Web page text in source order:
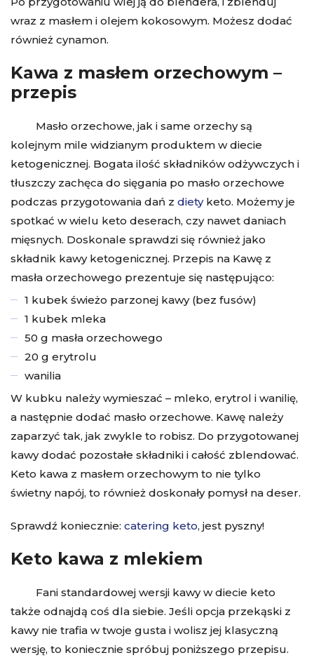
wraz z masłem i olejem kokosowym. Możesz dodać
również cynamon.
Kawa z masłem orzechowym –
przepis
Masło orzechowe, jak i same orzechy są
kolejnym mile widzianym produktem w diecie
ketogenicznej. Bogata ilość składników odżywczych i
tłuszczy zachęca do sięgania po masło orzechowe
podczas przygotowania dań z dietyketo. Możemy je
spotkać w wielu keto deserach, czy nawet daniach
mięsnych. Doskonale sprawdzi się również jako
składnik kawy ketogenicznej. Przepis na Kawę z
masła orzechowego prezentuje się następująco:
1 kubek świeżo parzonej kawy (bez fusów)
1 kubek mleka
50 g masła orzechowego
20 g erytrolu
wanilia
W kubku należy wymieszać – mleko, erytrol i wanilię,
a następnie dodać masło orzechowe. Kawę należy
zaparzyć tak, jak zwykle to robisz. Do przygotowanej
kawy dodać pozostałe składniki i całość zblendować.
Keto kawa z masłem orzechowym to nie tylko
świetny napój, to również doskonały pomysł na deser.
Sprawdź koniecznie: catering keto, jest pyszny!
Keto kawa z mlekiem
Fani standardowej wersji kawy w diecie keto
także odnajdą coś dla siebie. Jeśli opcja przekąski z
kawy nie trafia w twoje gusta i wolisz jej klasyczną
wersję, to koniecznie spróbuj poniższego przepisu.